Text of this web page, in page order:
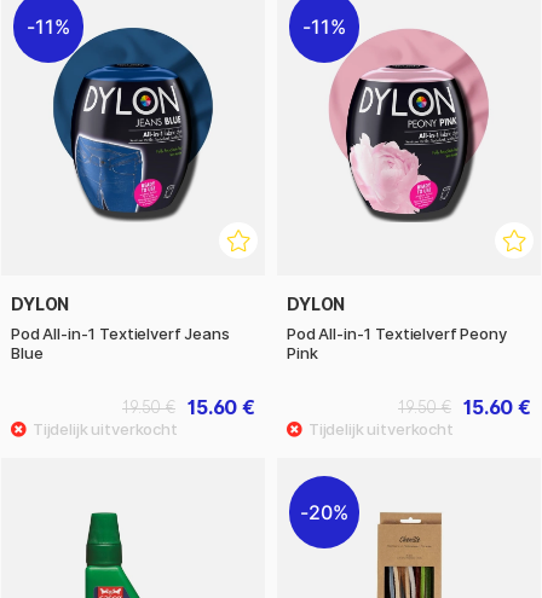
11%
DYLON
Pod All-in-1 Textielverf Jeans
Blue
15.60 €
19.50 €
11%
DYLON
Pod All-in-1 Textielverf Peony
Pink
15.60 €
19.50 €
20%